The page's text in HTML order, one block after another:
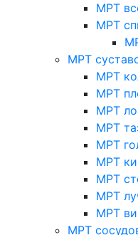
МРТ
МРТ
МРТ
МРТ
МРТ
МРТ
МРТ
МРТ
МРТ
МРТ
МРТ
МРТ
МРТ